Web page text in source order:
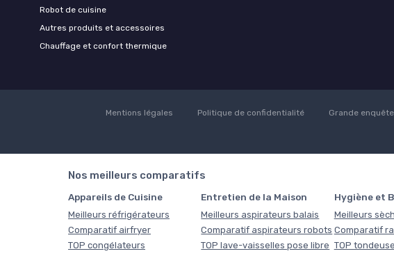
Robot de cuisine
Autres produits et accessoires
Chauffage et confort thermique
Mentions légales Politique de confidentialité Grande
Nos meilleurs comparatifs
Appareils de Cuisine
Meilleurs réfrigérateurs
Comparatif airfryer
TOP congélateurs
Entretien de la Maison
Meilleurs aspirateurs balais
Comparatif aspirateurs robots
TOP lave-vaisselles pose libre
Hygiène et
Meilleurs
Comparatif
TOP